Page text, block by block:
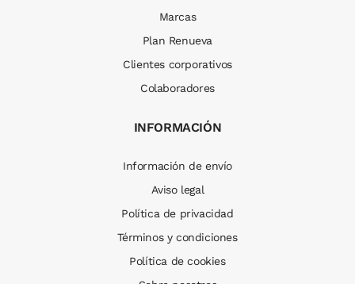
Marcas
Plan Renueva
Clientes corporativos
Colaboradores
INFORMACIÓN
Información de envío
Aviso legal
Política de privacidad
Términos y condiciones
Política de cookies